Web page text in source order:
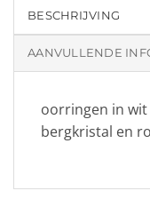
BESCHRIJVING
AANVULLENDE
oorringen in
bergkristal en